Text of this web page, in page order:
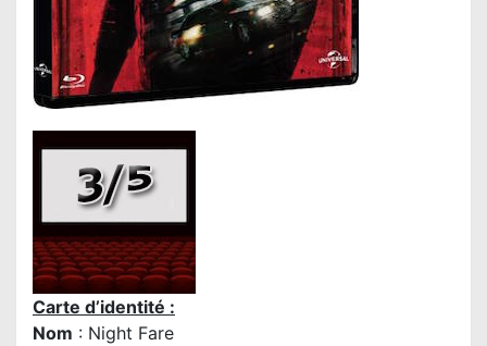
Carte d’identité :
Nom : Night Fare